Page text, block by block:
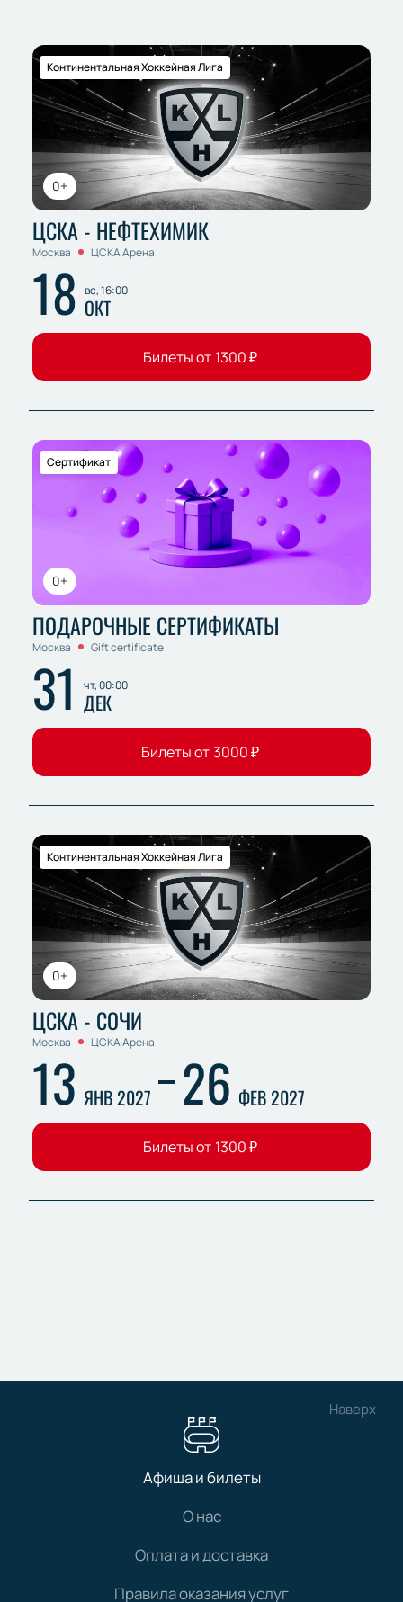
0+
Континентальная Хоккейная Лига
ЦСКА - НЕФТЕХИМИК
Москва ЦСКА Арена
18 вс, 16:00
ОКТ
Билеты от 1300₽
0+
Сертификат
ПОДАРОЧНЫЕ СЕРТИФИКАТЫ
Москва Gift certificate
31 чт, 00:00
ДЕК
Билеты от 3000₽
0+
Континентальная Хоккейная Лига
ЦСКА - СОЧИ
Москва ЦСКА Арена
13 ЯНВ 2027 26 ФЕВ 2027
Билеты от 1300₽
Наверх
Афиша и билеты
О нас
Оплата и доставка
Правила оказания услуг